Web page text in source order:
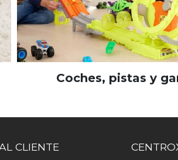
Coches, pistas y
CLIENTE